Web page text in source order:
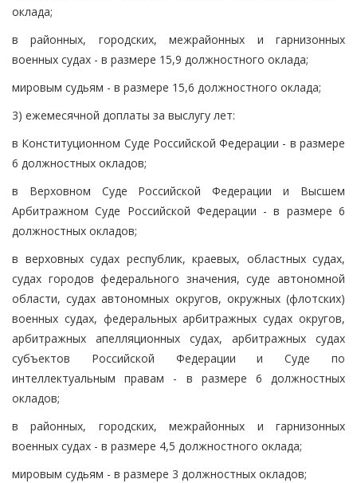
оклада;
в районных, городских, межрайонных и гарнизонных
военных судах - в размере 15,9 должностного оклада;
мировым судьям - в размере 15,6 должностного оклада;
3) ежемесячной доплаты за выслугу лет:
в Конституционном Суде Российской Федерации - в размере
6 должностных окладов;
в Верховном Суде Российской Федерации и Высшем
Арбитражном Суде Российской Федерации - в размере 6
должностных окладов;
в верховных судах республик, краевых, областных судах,
судах городов федерального значения, суде автономной
области, судах автономных округов, окружных (флотских)
военных судах, федеральных арбитражных судах округов,
арбитражных апелляционных судах, арбитражных судах
субъектов Российской Федерации и Суде по
интеллектуальным правам - в размере 6 должностных
окладов;
в районных, городских, межрайонных и гарнизонных
военных судах - в размере 4,5 должностного оклада;
мировым судьям - в размере 3 должностных окладов;